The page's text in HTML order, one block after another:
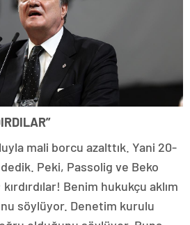
mali borcu azalttık. Yani 20-
Peki, Passolig ve Beko
Benim hukukçu aklım
söylüyor. Denetim kurulu